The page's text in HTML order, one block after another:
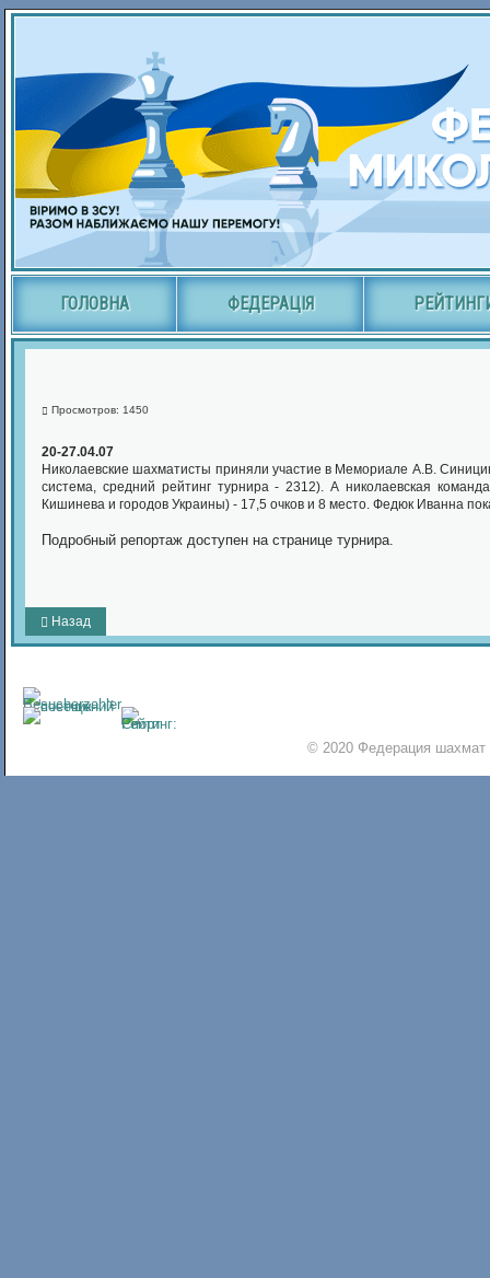
ГОЛОВНА ФЕДЕРАЦІЯ
Просмотров: 1450
20-27.04.07
Николаевские шахматисты приняли участие в Мемориале А.В.
система, средний рейтинг турнира - 2312). А николаевская
Кишинева и городов Украины) - 17,5 очков и 8 место. Федюк Иванна
Подробный репортаж доступен на странице турнира.
Назад
© 2020 Федерация шахмат